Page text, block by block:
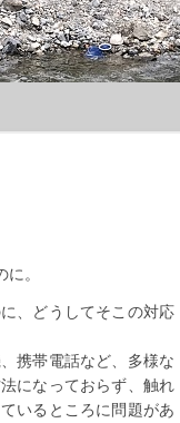
。
、どうしてそこの対応
携帯電話など、多様な
になっておらず、触れ
いるところに問題があ